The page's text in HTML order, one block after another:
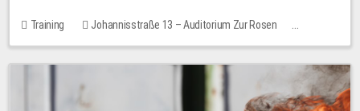
Training
Johannisstraße 13 – Auditorium Zur Rosen
No free places